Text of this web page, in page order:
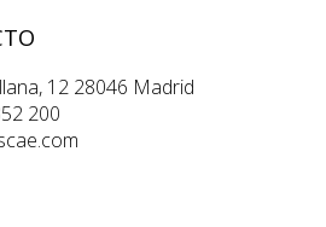
12 28046 Madrid
200